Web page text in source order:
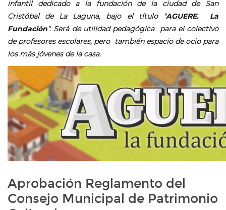
infantil dedicado a la fundación de la ciudad de San
Cristóbal de La Laguna, bajo el título "AGUERE. La
Fundación". Será de utilidad pedagógica para el colectivo
de profesores escolares, pero también espacio de ocio para
los más jóvenes de la casa.
Aprobación Reglamento del
Consejo Municipal de Patrimonio